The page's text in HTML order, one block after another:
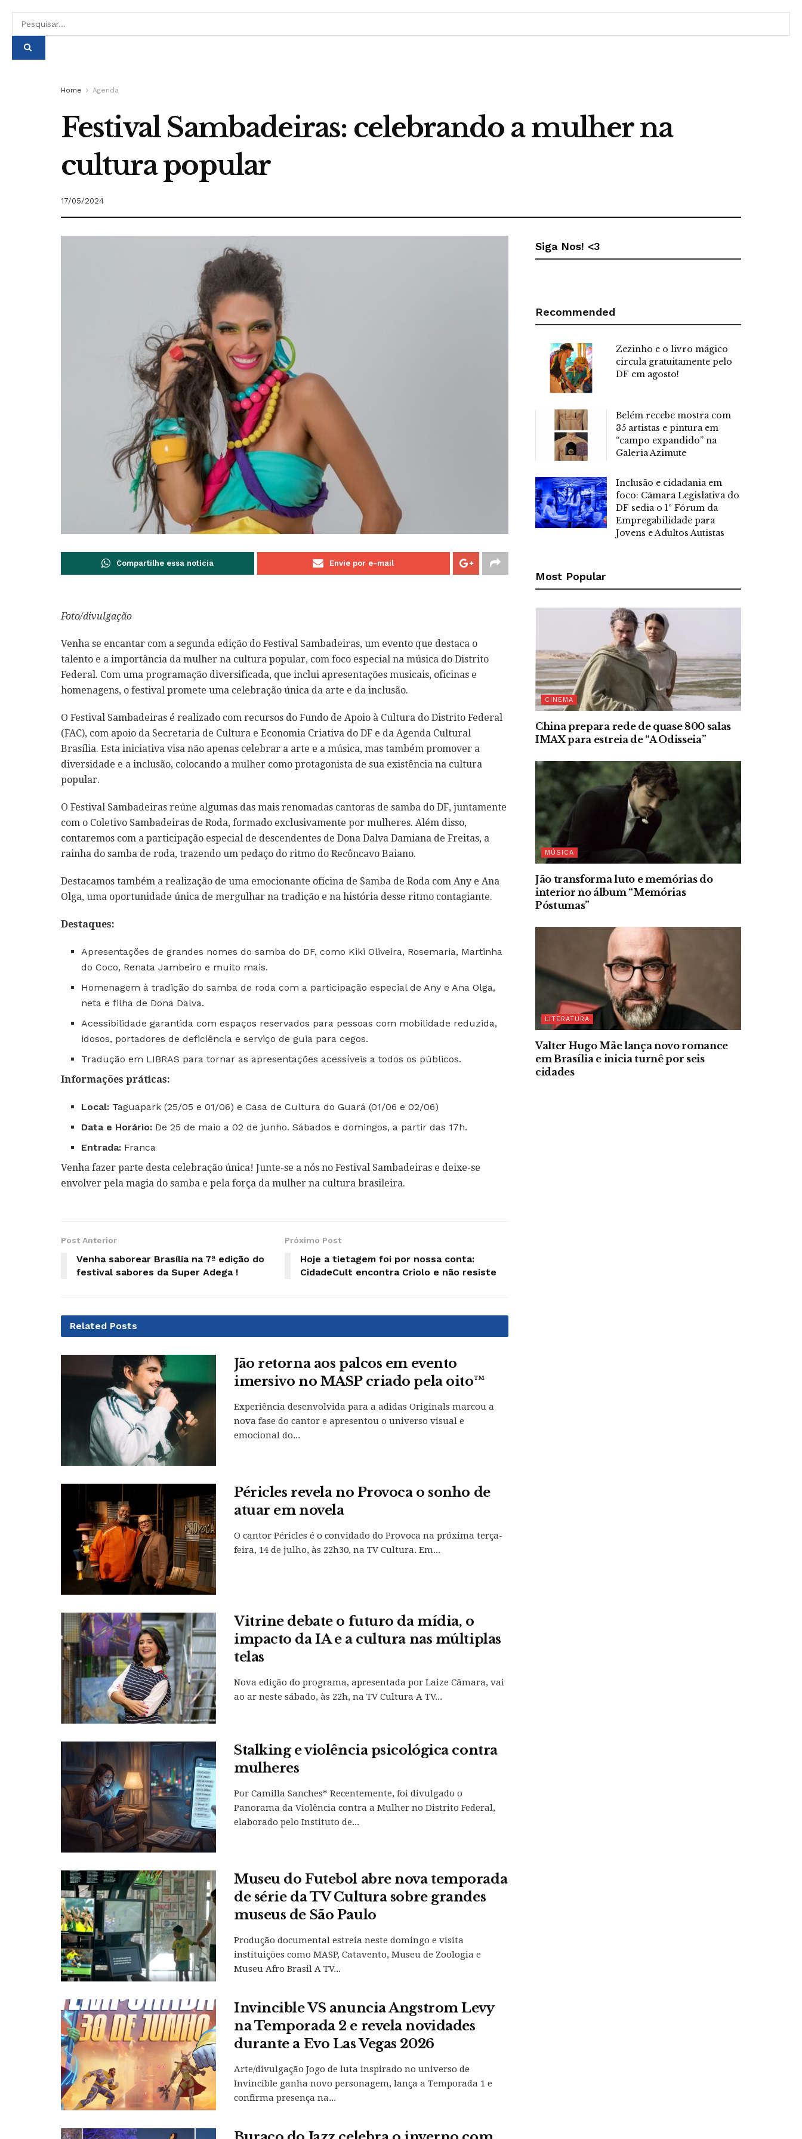
Home Agenda
Festival Sambadeiras: celebrando a mulher na
cultura popular
17/05/2024
Compartilhe essa notícia Envie por e-mail
Foto/divulgação
Venha se encantar com a segunda edição do Festival Sambadeiras, um evento que destaca o
talento e a importância da mulher na cultura popular, com foco especial na música do Distrito
Federal. Com uma programação diversificada, que inclui apresentações musicais, oficinas e
homenagens, o festival promete uma celebração única da arte e da inclusão.
O Festival Sambadeiras é realizado com recursos do Fundo de Apoio à Cultura do Distrito Federal
(FAC), com apoio da Secretaria de Cultura e Economia Criativa do DF e da Agenda Cultural
Brasília. Esta iniciativa visa não apenas celebrar a arte e a música, mas também promover a
diversidade e a inclusão, colocando a mulher como protagonista de sua existência na cultura
popular.
O Festival Sambadeiras reúne algumas das mais renomadas cantoras de samba do DF, juntamente
com o Coletivo Sambadeiras de Roda, formado exclusivamente por mulheres. Além disso,
contaremos com a participação especial de descendentes de Dona Dalva Damiana de Freitas, a
rainha do samba de roda, trazendo um pedaço do ritmo do Recôncavo Baiano.
Destacamos também a realização de uma emocionante oficina de Samba de Roda com Any e Ana
Olga, uma oportunidade única de mergulhar na tradição e na história desse ritmo contagiante.
Destaques:
Apresentações de grandes nomes do samba do DF, como Kiki Oliveira, Rosemaria, Martinha
do Coco, Renata Jambeiro e muito mais.
Homenagem à tradição do samba de roda com a participação especial de Any e Ana Olga,
neta e filha de Dona Dalva.
Acessibilidade garantida com espaços reservados para pessoas com mobilidade reduzida,
idosos, portadores de deficiência e serviço de guia para cegos.
Tradução em LIBRAS para tornar as apresentações acessíveis a todos os públicos.
Informações práticas:
Local: Taguapark (25/05 e 01/06) e Casa de Cultura do Guará (01/06 e 02/06)
Data e Horário: De 25 de maio a 02 de junho. Sábados e domingos, a partir das 17h.
Entrada: Franca
Venha fazer parte desta celebração única! Junte-se a nós no Festival Sambadeiras e deixe-se
envolver pela magia do samba e pela força da mulher na cultura brasileira.
Post Anterior
Venha saborear Brasília na 7ª edição do
festival sabores da Super Adega !
Próximo Post
Hoje a tietagem foi por nossa conta:
CidadeCult encontra Criolo e não resiste
Related Posts
Jão retorna aos palcos em evento
imersivo no MASP criado pela oito™
Experiência desenvolvida para a adidas Originals marcou a
nova fase do cantor e apresentou o universo visual e
emocional do...
Péricles revela no Provoca o sonho de
atuar em novela
O cantor Péricles é o convidado do Provoca na próxima terça-
feira, 14 de julho, às 22h30, na TV Cultura. Em...
Vitrine debate o futuro da mídia, o
impacto da IA e a cultura nas múltiplas
telas
Nova edição do programa, apresentada por Laize Câmara, vai
ao ar neste sábado, às 22h, na TV Cultura A TV...
Stalking e violência psicológica contra
mulheres
Por Camilla Sanches* Recentemente, foi divulgado o
Panorama da Violência contra a Mulher no Distrito Federal,
elaborado pelo Instituto de...
Museu do Futebol abre nova temporada
de série da TV Cultura sobre grandes
museus de São Paulo
Produção documental estreia neste domingo e visita
instituições como MASP, Catavento, Museu de Zoologia e
Museu Afro Brasil A TV...
Invincible VS anuncia Angstrom Levy
na Temporada 2 e revela novidades
durante a Evo Las Vegas 2026
Arte/divulgação Jogo de luta inspirado no universo de
Invincible ganha novo personagem, lança a Temporada 1 e
confirma presença na...
Siga Nos! <3
Recommended
Zezinho e o livro mágico
circula gratuitamente pelo
DF em agosto!
Belém recebe mostra com
35 artistas e pintura em
“campo expandido” na
Galeria Azimute
Inclusão e cidadania em
foco: Câmara Legislativa do
DF sedia o 1º Fórum da
Empregabilidade para
Jovens e Adultos Autistas
Most Popular
CINEMA
China prepara rede de quase 800 salas
IMAX para estreia de “A Odisseia”
MÚSICA
Jão transforma luto e memórias do
interior no álbum “Memórias
Póstumas”
LITERATURA
Valter Hugo Mãe lança novo romance
em Brasília e inicia turnê por seis
cidades